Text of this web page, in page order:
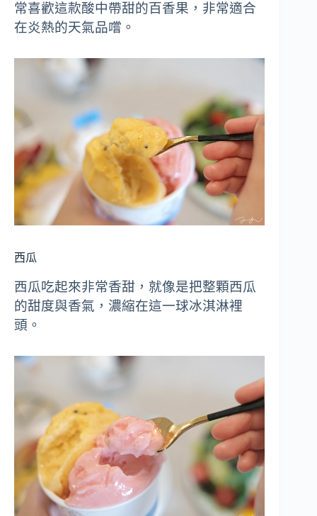
常喜歡這款酸中帶甜的百香果，非常適合
在炎熱的天氣品嚐。
西瓜
西瓜吃起來非常香甜，就像是把整顆西瓜
的甜度與香氣，濃縮在這一球冰淇淋裡
頭。